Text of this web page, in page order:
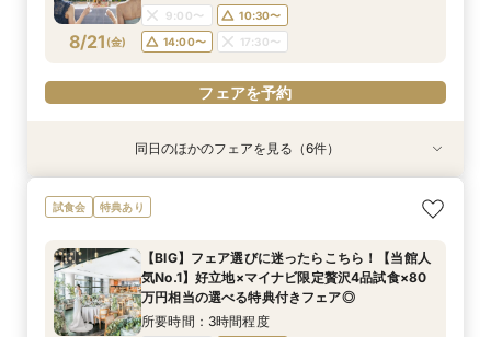
フェアを予約
フェアを予約
フェアを予約
フェアを予約
フェアを予約
フェアを予約
8/21 (金)
9:00〜
10:30〜
14:00〜
17:30〜
フェアを予約
特典あり
8/21(金)
＼料理重視の方へ／最高グレードへUP特典付◎
人気料理演出体験
9:00〜
10:30〜
14:00〜
17:30〜
特典あり
8/21(金)
＼駅直結＆ワンフロア貸切／持込OK×自由度◎贅
沢空間で叶うW
9:00〜
10:30〜
14:00〜
17:30〜
特典あり
8/21(金)
【自己負担ゼロで叶う】パーティースタイル提
案！コスパ◎相談会
9:00〜
10:30〜
14:00〜
17:30〜
特典あり
8/21(金)
＼1件目来館特典有／贅沢試食付◆見積もり＆日
程イチから相談会
9:00〜
10:30〜
14:00〜
17:30〜
8/21(金)
最短60分！さくっと相談OK◎スマホで簡単！オ
ンライン相談会
11:00〜
14:00〜
17:30〜
18:30〜
特典あり
8/21(金)
平日限定特典あり◆コスパ×アクセス◎肩肘張ら
ないリラックスW
9:00〜
10:30〜
14:00〜
17:30〜
同日のほかのフェアを見る（6件）
試食会 特典あり
【BIG】フェア選びに迷ったらこちら！【当館人
気No.1】好立地×マイナビ限定贅沢4品試食×80
万円相当の選べる特典付きフェア◎
所要時間：3時間程度